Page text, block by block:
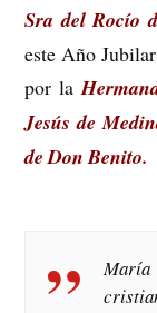
Sra del Rocío
este Año
por la
Jesús de
de Don Benito.